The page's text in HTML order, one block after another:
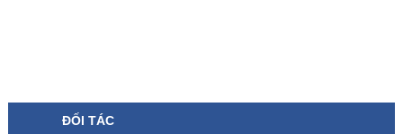
ĐỐI TÁC